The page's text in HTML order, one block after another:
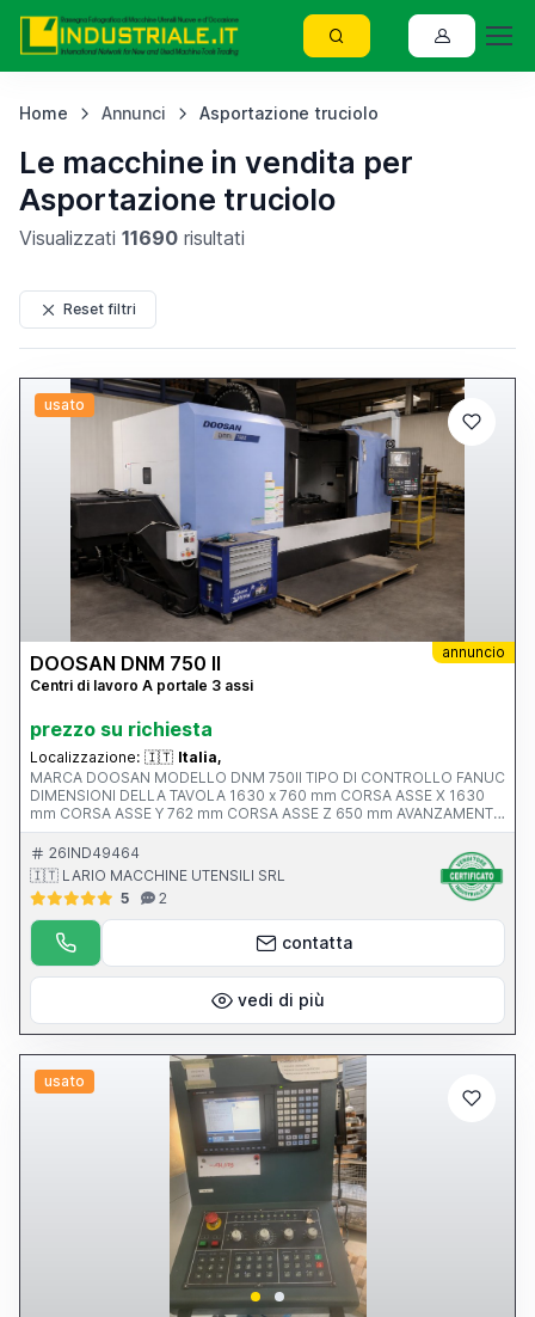
Home Annunci Asportazione truciolo
Le macchine in vendita per
Asportazione truciolo
Visualizzati 11690 risultati
Reset filtri
usato
annuncio
DOOSAN DNM 750 II
Centri di lavoro A portale 3 assi
prezzo su richiesta
Localizzazione: 🇮🇹 Italia,
MARCA DOOSAN MODELLO DNM 750II TIPO DI CONTROLLO FANUC
DIMENSIONI DELLA TAVOLA 1630 x 760 mm CORSA ASSE X 1630
mm CORSA ASSE Y 762 mm CORSA ASSE Z 650 mm AVANZAMENTO
RAPIDO ASSI X-Y-Z ATTACCO MANDRINO Iso 40 VELOCITA’
MANDRINO 12.000 rpm ANNO V MACCHINA CE 2017 PESO 13500
KG
26IND49464
🇮🇹 LARIO MACCHINE UTENSILI SRL
5
2
contatta
vedi di più
usato